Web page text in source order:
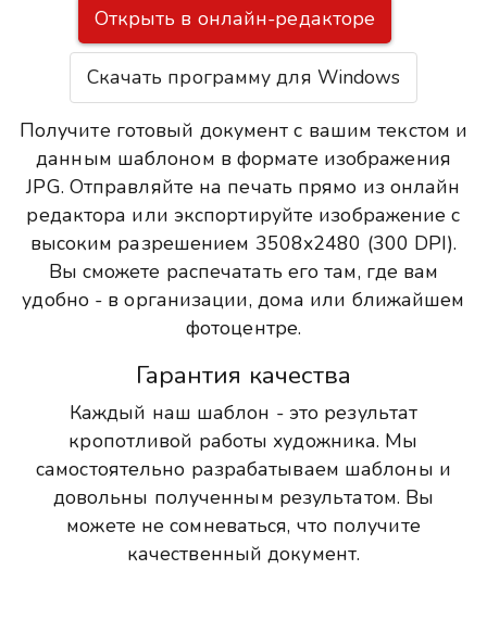
Открыть в онлайн-редакторе
Скачать программу для Windows
Получите готовый документ с вашим текстом и
данным шаблоном в формате изображения
JPG. Отправляйте на печать прямо из онлайн
редактора или экспортируйте изображение с
высоким разрешением 3508x2480 (300 DPI).
Вы сможете распечатать его там, где вам
удобно - в организации, дома или ближайшем
фотоцентре.
Гарантия качества
Каждый наш шаблон - это результат
кропотливой работы художника. Мы
самостоятельно разрабатываем шаблоны и
довольны полученным результатом. Вы
можете не сомневаться, что получите
качественный документ.